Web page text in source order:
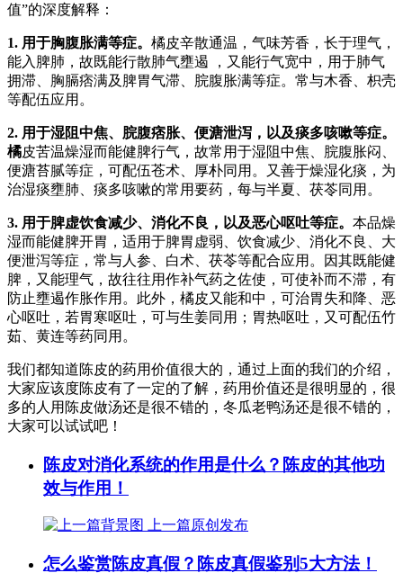
值”的深度解释：
1. 用于胸腹胀满等症。 橘皮辛散通温，气味芳香，长于理气，
能入脾肺，故既能行散肺气壅遏 ，又能行气宽中，用于肺气
拥滞、胸膈痞满及脾胃气滞、脘腹胀满等症。常与木香、枳壳
等配伍应用。
2. 用于湿阻中焦、脘腹痞胀、便溏泄泻，以及痰多咳嗽等症。
橘皮苦温燥湿而能健脾行气，故常用于湿阻中焦、脘腹胀闷、
便溏苔腻等症，可配伍苍术、厚朴同用。又善于燥湿化痰，为
治湿痰壅肺、痰多咳嗽的常用要药，每与半夏、茯苓同用。
3. 用于脾虚饮食减少、消化不良，以及恶心呕吐等症。 本品燥
湿而能健脾开胃，适用于脾胃虚弱、饮食减少、消化不良、大
便泄泻等症，常与人参、白术、茯苓等配合应用。因其既能健
脾，又能理气，故往往用作补气药之佐使，可使补而不滞，有
防止壅遏作胀作用。此外，橘皮又能和中，可治胃失和降、恶
心呕吐，若胃寒呕吐，可与生姜同用；胃热呕吐，又可配伍竹
茹、黄连等药同用。
我们都知道陈皮的药用价值很大的，通过上面的我们的介绍，
大家应该度陈皮有了一定的了解，药用价值还是很明显的，很
多的人用陈皮做汤还是很不错的，冬瓜老鸭汤还是很不错的，
大家可以试试吧！
陈皮对消化系统的作用是什么？陈皮的其他功
效与作用！
上一篇原创发布
怎么鉴赏陈皮真假？陈皮真假鉴别5大方法！